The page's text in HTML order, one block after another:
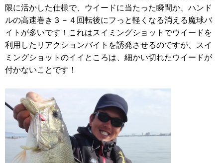
限に活かした仕様で、ウイードに当たった瞬間か、ハンド
ルの高速巻き３－４回転後にフっと軽くなる消える魔球バ
イトが多いです！これはスイミングショットでウイードを
利用したリアクションバイトを誘発させるのですが、スイ
ミングショットのイイところは、細かい切れたウイードが
付かないことです！